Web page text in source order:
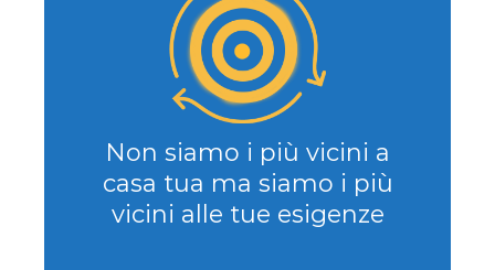
Non siamo i più vicini a
casa tua ma siamo i più
vicini alle tue esigenze